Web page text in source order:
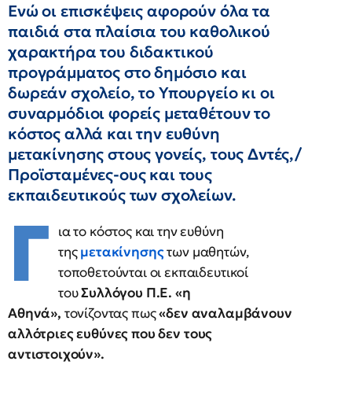
Ενώ οι επισκέψεις αφορούν όλα τα
παιδιά στα πλαίσια του καθολικού
χαρακτήρα του διδακτικού
προγράμματος στο δημόσιο και
δωρεάν σχολείο, το Υπουργείο κι οι
συναρμόδιοι φορείς μεταθέτουν το
κόστος αλλά και την ευθύνη
μετακίνησης στους γονείς, τους Δντές,/
Προϊσταμένες-oυς και τους
εκπαιδευτικούς των σχολείων.
Γ ια το κόστος και την ευθύνη
τηςμετακίνησηςτων μαθητών,
τοποθετούνται οι εκπαιδευτικοί
τουΣυλλόγου Π.Ε. «η
Αθηνά», τονίζοντας πως«δεν αναλαμβάνουν
αλλότριες ευθύνες που δεν τους
αντιστοιχούν».